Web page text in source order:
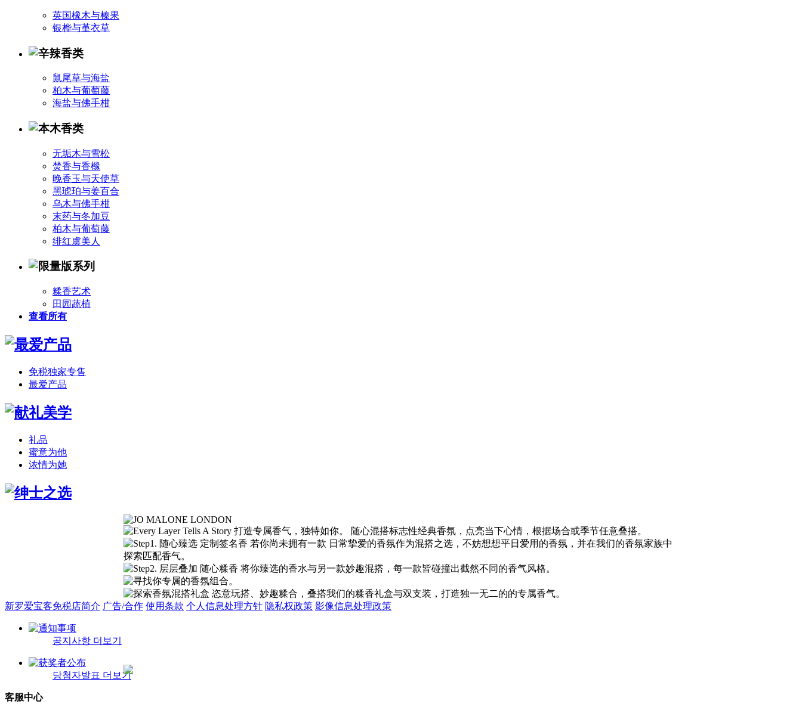
英国橡木与榛果
银桦与堇衣草
鼠尾草与海盐
柏木与葡萄藤
海盐与佛手柑
无垢木与雪松
焚香与香橼
晚香玉与天使草
黑琥珀与姜百合
乌木与佛手柑
末药与冬加豆
柏木与葡萄藤
绯红虞美人
糅香艺术
田园蔬植
查看所有
免税独家专售
最爱产品
礼品
蜜意为他
浓情为她
新罗爱宝客免税店简介 广告/合作 使用条款 个人信息处理方针 隐私权政策 影像信息处理政策
공지사항 더보기
당첨자발표 더보기
客服中心